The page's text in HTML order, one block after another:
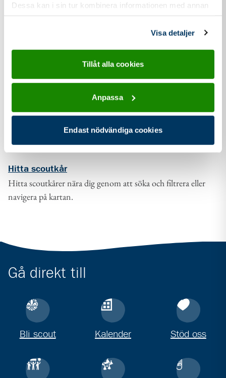
Dessa kan i sin tur kombinera informationen med annan
information som du har tillhandahållit eller som de har
Visa detaljer
Tillåt alla cookies
Anpassa
Endast nödvändiga cookies
Hitta scoutkår
Hitta scoutkårer nära dig genom att söka och filtrera eller
navigera på kartan.
Gå direkt till
Bli scout Kalender Stöd oss